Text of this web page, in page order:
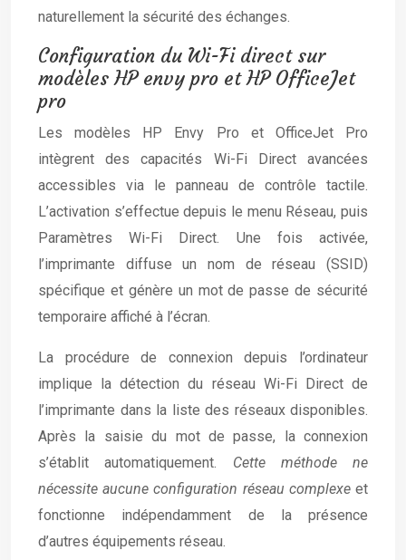
naturellement la sécurité des échanges.
Configuration du Wi-Fi direct sur
modèles HP envy pro et HP OfficeJet
pro
Les modèles HP Envy Pro et OfficeJet Pro
intègrent des capacités Wi-Fi Direct avancées
accessibles via le panneau de contrôle tactile.
L’activation s’effectue depuis le menu Réseau, puis
Paramètres Wi-Fi Direct. Une fois activée,
l’imprimante diffuse un nom de réseau (SSID)
spécifique et génère un mot de passe de sécurité
temporaire affiché à l’écran.
La procédure de connexion depuis l’ordinateur
implique la détection du réseau Wi-Fi Direct de
l’imprimante dans la liste des réseaux disponibles.
Après la saisie du mot de passe, la connexion
s’établit automatiquement. Cette méthode ne
nécessite aucune configuration réseau complexe et
fonctionne indépendamment de la présence
d’autres équipements réseau.